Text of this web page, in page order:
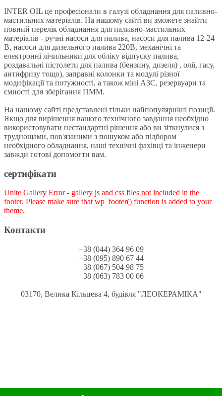
INTER OIL це професіонали в галузі обладнання для паливно-
мастильних матеріалів. На нашому сайті ви зможете знайти
повний перелік обладнання для паливно-мастильних
матеріалів - ручні насоси для палива, насоси для палива 12-24
В, насоси для дизельного палива 220В, механічні та
електронні лічильники для обліку відпуску палива,
роздавальні пістолети для палива (бензину, дизеля) , олії, гасу,
антифризу тощо), заправні колонки та модулі різної
модифікації та потужності, а також міні АЗС, резервуари та
ємності для зберігання ПММ.
На нашому сайті представлені тільки найпопулярніші позиції.
Якщо для вирішення вашого технічного завдання необхідно
використовувати нестандартні рішення або ви зіткнулися з
труднощами, пов'язаними з пошуком або підбором
необхідного обладнання, наші технічні фахівці та інженери
завжди готові допомогти вам.
сертифікати
Unite Gallery Error - gallery js and css files not included in the
footer. Please make sure that wp_footer() function is added to your
theme.
Контакти
+38 (044) 364 96 09
+38 (095) 890 67 44
+38 (067) 504 98 75
+38 (063) 783 00 06
03170, Велика Кільцева 4, будівля "ЛЕОКЕРАМІКА"